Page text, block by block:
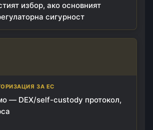
избор, ако основният
сигурност
— DEX/self-custody протокол,